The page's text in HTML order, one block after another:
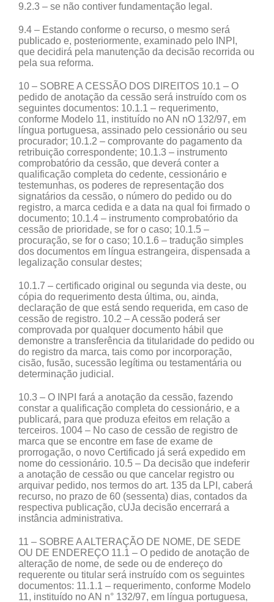
9.2.3 – se não contiver fundamentação legal.
9.4 – Estando conforme o recurso, o mesmo será
publicado e, posteriormente, examinado pelo INPI,
que decidirá pela manutenção da decisão recorrida ou
pela sua reforma.
10 – SOBRE A CESSÃO DOS DIREITOS 10.1 – O
pedido de anotação da cessão será instruído com os
seguintes documentos: 10.1.1 – requerimento,
conforme Modelo 11, instituído no AN nO 132/97, em
língua portuguesa, assinado pelo cessionário ou seu
procurador; 10.1.2 – comprovante do pagamento da
retribuição correspondente; 10.1.3 – instrumento
comprobatório da cessão, que deverá conter a
qualificação completa do cedente, cessionário e
testemunhas, os poderes de representação dos
signatários da cessão, o número do pedido ou do
registro, a marca cedida e a data na qual foi firmado o
documento; 10.1.4 – instrumento comprobatório da
cessão de prioridade, se for o caso; 10.1.5 –
procuração, se for o caso; 10.1.6 – tradução simples
dos documentos em língua estrangeira, dispensada a
legalização consular destes;
10.1.7 – certificado original ou segunda via deste, ou
cópia do requerimento desta última, ou, ainda,
declaração de que está sendo requerida, em caso de
cessão de registro. 10.2 – A cessão poderá ser
comprovada por qualquer documento hábil que
demonstre a transferência da titularidade do pedido ou
do registro da marca, tais como por incorporação,
cisão, fusão, sucessão legítima ou testamentária ou
determinação judicial.
10.3 – O INPI fará a anotação da cessão, fazendo
constar a qualificação completa do cessionário, e a
publicará, para que produza efeitos em relação a
terceiros. 1004 – No caso de cessão de registro de
marca que se encontre em fase de exame de
prorrogação, o novo Certificado já será expedido em
nome do cessionário. 10.5 – Da decisão que indeferir
a anotação de cessão ou que cancelar registro ou
arquivar pedido, nos termos do art. 135 da LPI, caberá
recurso, no prazo de 60 (sessenta) dias, contados da
respectiva publicação, cUJa decisão encerrará a
instância administrativa.
11 – SOBRE A ALTERAÇÃO DE NOME, DE SEDE
OU DE ENDEREÇO 11.1 – O pedido de anotação de
alteração de nome, de sede ou de endereço do
requerente ou titular será instruído com os seguintes
documentos: 11.1.1 – requerimento, conforme Modelo
11, instituído no AN n° 132/97, em língua portuguesa,